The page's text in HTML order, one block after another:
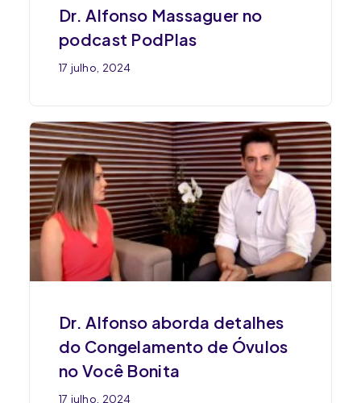
Dr. Alfonso Massaguer no
podcast PodPlas
17 julho, 2024
Dr. Alfonso aborda detalhes
do Congelamento de Óvulos
no Você Bonita
17 julho, 2024